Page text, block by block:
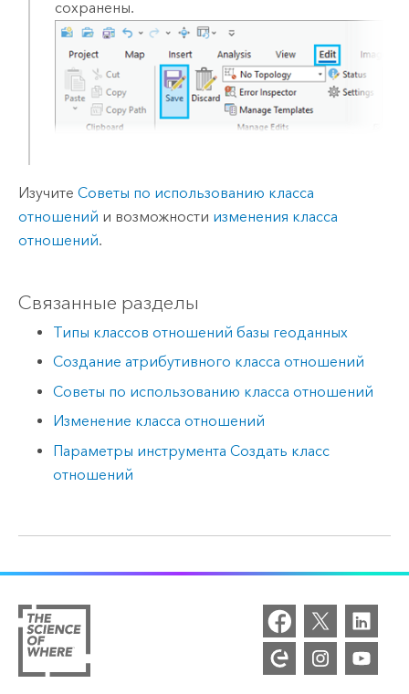
сохранены.
Изучите Советы по использованию класса
отношений и возможности изменения класса
отношений.
Связанные разделы
Типы классов отношений базы геоданных
Создание атрибутивного класса отношений
Советы по использованию класса отношений
Изменение класса отношений
Параметры инструмента Создать класс
отношений